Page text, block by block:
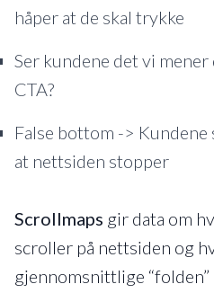
håper at de skal trykke
Ser kundene det vi mener
CTA?
False bottom ->
at nettsiden stopper
Scrollmaps gir data om
scroller på nettsiden og
gjennomsnittlige